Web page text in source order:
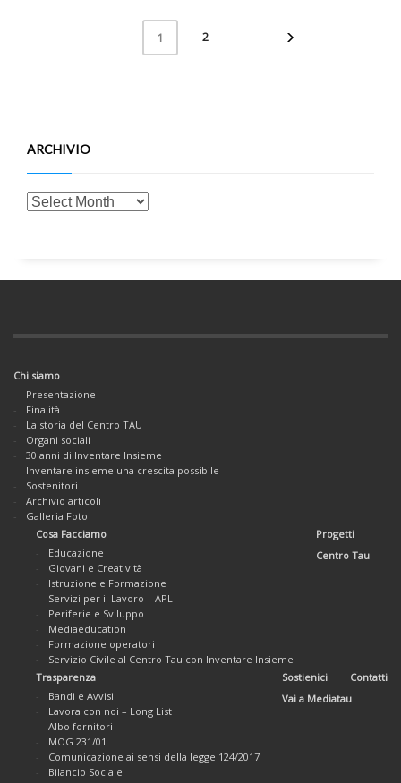
1 2
ARCHIVIO
Chi siamo
Presentazione
Finalità
La storia del Centro TAU
Organi sociali
30 anni di Inventare Insieme
Inventare insieme una crescita possibile
Sostenitori
Archivio articoli
Galleria Foto
Cosa Facciamo
Educazione
Giovani e Creatività
Istruzione e Formazione
Servizi per il Lavoro – APL
Periferie e Sviluppo
Mediaeducation
Formazione operatori
Servizio Civile al Centro Tau con Inventare Insieme
Progetti
Centro Tau
Trasparenza
Bandi e Avvisi
Lavora con noi – Long List
Albo fornitori
MOG 231/01
Comunicazione ai sensi della legge 124/2017
Bilancio Sociale
Sostienici
Contatti
Vai a Mediatau